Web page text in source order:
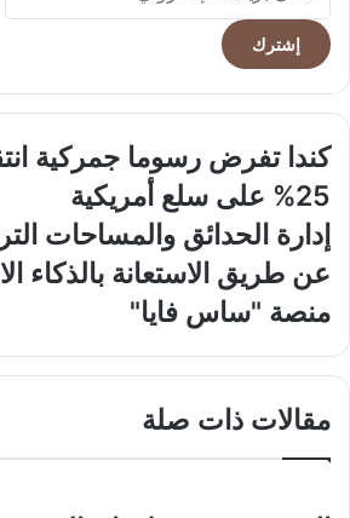
الإلكتروني
كندا
تفرض
رسوما
جمركية
انتقامية
بنسبة
على
سلع
أمريكية
كندا تفرض رسوما جمركية
25% على سلع أمريكية
إدارة
الحدائق
والمساحات
الترفيهية
العامة
عن
طريق
الاستعانة
بالذكاء
الاصطناعي
إدارة الحدائق والمساحات
عن طريق الاستعانة بالذكاء
منصة "ساس فايا"
مقالات ذات صلة